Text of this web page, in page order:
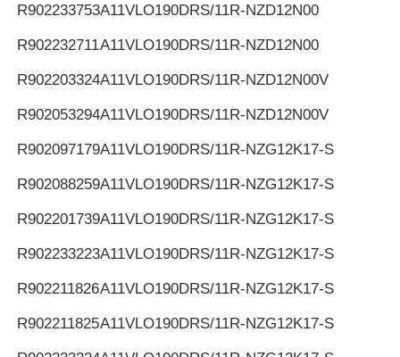
R902233753A11VLO190DRS/11R-NZD12N00
R902232711A11VLO190DRS/11R-NZD12N00
R902203324A11VLO190DRS/11R-NZD12N00V
R902053294A11VLO190DRS/11R-NZD12N00V
R902097179A11VLO190DRS/11R-NZG12K17-S
R902088259A11VLO190DRS/11R-NZG12K17-S
R902201739A11VLO190DRS/11R-NZG12K17-S
R902233223A11VLO190DRS/11R-NZG12K17-S
R902211826A11VLO190DRS/11R-NZG12K17-S
R902211825A11VLO190DRS/11R-NZG12K17-S